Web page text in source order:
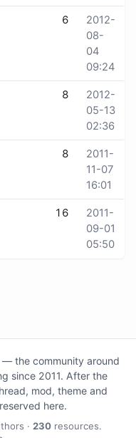
6
2012-
08-
04
09:24
8
2012-
05-13
02:36
8
2011-
11-07
16:01
16
2011-
09-01
05:50
— the community around
since 2011. After the
mod, theme and
here.
· 230 resources.